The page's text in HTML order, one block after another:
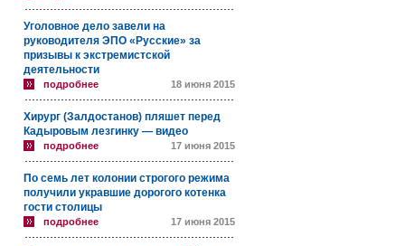
Уголовное дело завели на
руководителя ЭПО «Русские» за
призывы к экстремистской
деятельности
подробнее 18 июня 2015
Хирург (Залдостанов) пляшет перед
Кадыровым лезгинку — видео
подробнее 17 июня 2015
По семь лет колонии строгого режима
получили укравшие дорогого котенка
гости столицы
подробнее 17 июня 2015